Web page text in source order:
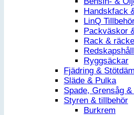
Handskfack
LinQ
Packväskor
Rack &
Ryggsäckar
Fjädring &
Släde & Pulka
Spade, Grensåg
Styren & tillbehör
Burkrem